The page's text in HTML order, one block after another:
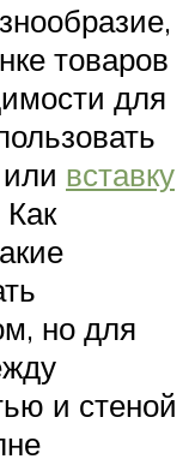
товаров
для
вставку
Как
но для
и стеной